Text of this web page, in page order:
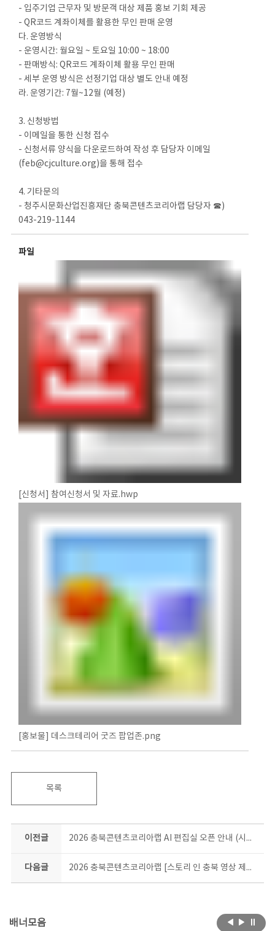
- 입주기업 근무자 및 방문객 대상 제품 홍보 기회 제공
- QR코드 계좌이체를 활용한 무인 판매 운영
다. 운영방식
- 운영시간: 월요일 ~ 토요일 10:00 ~ 18:00
- 판매방식: QR코드 계좌이체 활용 무인 판매
- 세부 운영 방식은 선정기업 대상 별도 안내 예정
라. 운영기간: 7월~12월 (예정)
3. 신청방법
- 이메일을 통한 신청 접수
- 신청서류 양식을 다운로드하여 작성 후 담당자 이메일
(feb@cjculture.org)을 통해 접수
4. 기타문의
- 청주시문화산업진흥재단 충북콘텐츠코리아랩 담당자 ☎)
043-219-1144
파일
[신청서] 참여신청서 및 자료.hwp
[홍보물] 데스크테리어 굿즈 팝업존.png
목록
이전글 2026 충북콘텐츠코리아랩 AI 편집실 오픈 안내 (시범운영)
다음글 2026 충북콘텐츠코리아랩 [스토리 인 충북 영상 제작지원] 사업 공고 (미드폼/숏폼 영상 제작지원)
배너모음